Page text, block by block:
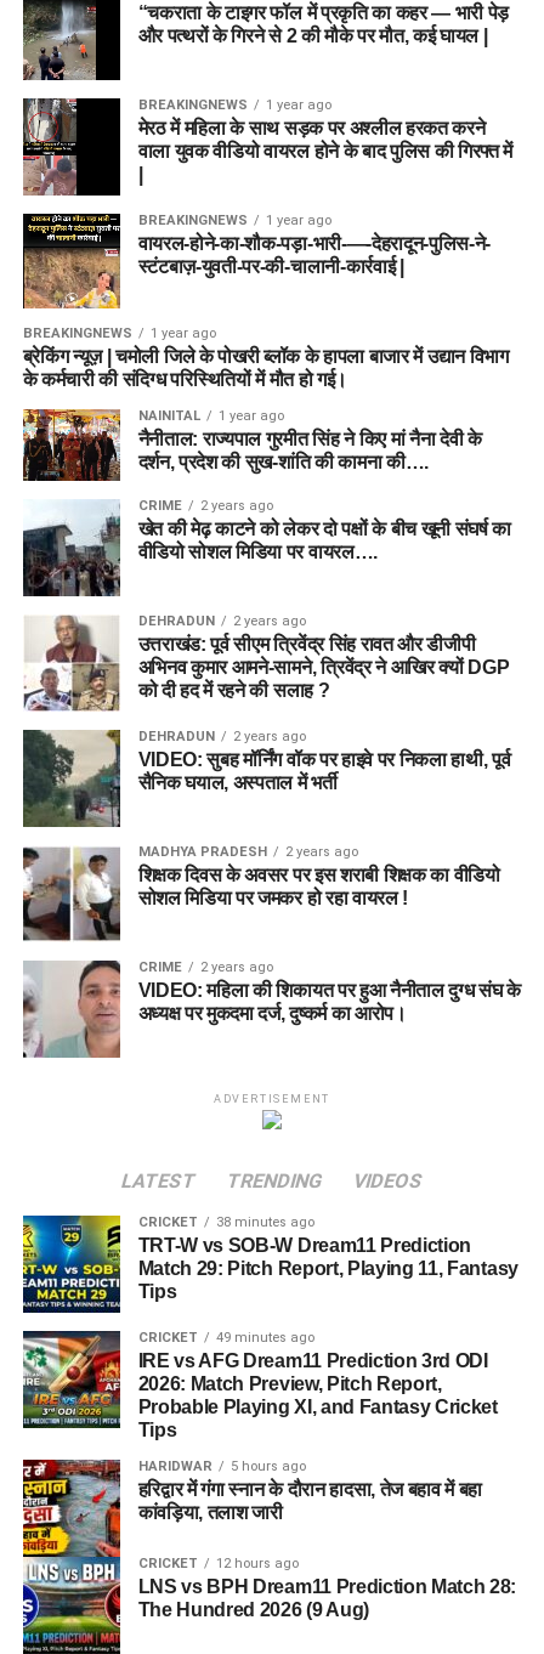
“चकराता के टाइगर फॉल में प्रकृति का कहर — भारी पेड़
और पत्थरों के गिरने से 2 की मौके पर मौत, कई घायल |
BREAKINGNEWS 1 year ago
मेरठ में महिला के साथ सड़क पर अश्लील हरकत करने
वाला युवक वीडियो वायरल होने के बाद पुलिस की गिरफ्त में
BREAKINGNEWS 1 year ago
वायरल-होने-का-शौक-पड़ा-भारी-—-देहरादून-पुलिस-ने-
स्टंटबाज़-युवती-पर-की-चालानी-कार्रवाई |
BREAKINGNEWS 1 year ago
ब्रेकिंग न्यूज़ | चमोली जिले के पोखरी ब्लॉक के हापला बाजार में उद्यान विभाग
के कर्मचारी की संदिग्ध परिस्थितियों में मौत हो गई।
NAINITAL 1 year ago
नैनीताल: राज्यपाल गुरमीत सिंह ने किए मां नैना देवी के
दर्शन, प्रदेश की सुख-शांति की कामना की….
CRIME 2 years ago
खेत की मेढ़ काटने को लेकर दो पक्षों के बीच खूनी संघर्ष का
वीडियो सोशल मिडिया पर वायरल….
DEHRADUN 2 years ago
उत्तराखंड: पूर्व सीएम त्रिवेंद्र सिंह रावत और डीजीपी
अभिनव कुमार आमने-सामने, त्रिवेंद्र ने आखिर क्यों DGP
को दी हद में रहने की सलाह ?
DEHRADUN 2 years ago
VIDEO: सुबह मॉर्निंग वॉक पर हाइवे पर निकला हाथी, पूर्व
सैनिक घयाल, अस्पताल में भर्ती
MADHYA PRADESH 2 years ago
शिक्षक दिवस के अवसर पर इस शराबी शिक्षक का वीडियो
सोशल मिडिया पर जमकर हो रहा वायरल !
CRIME 2 years ago
VIDEO: महिला की शिकायत पर हुआ नैनीताल दुग्ध संघ के
अध्यक्ष पर मुकदमा दर्ज, दुष्कर्म का आरोप।
ADVERTISEMENT
LATEST TRENDING VIDEOS
CRICKET 38 minutes ago
TRT-W vs SOB-W Dream11 Prediction
Match 29: Pitch Report, Playing 11, Fantasy
Tips
CRICKET 49 minutes ago
IRE vs AFG Dream11 Prediction 3rd ODI
2026: Match Preview, Pitch Report,
Probable Playing XI, and Fantasy Cricket
Tips
HARIDWAR 5 hours ago
हरिद्वार में गंगा स्नान के दौरान हादसा, तेज बहाव में बहा
कांवड़िया, तलाश जारी
CRICKET 12 hours ago
LNS vs BPH Dream11 Prediction Match 28:
The Hundred 2026 (9 Aug)